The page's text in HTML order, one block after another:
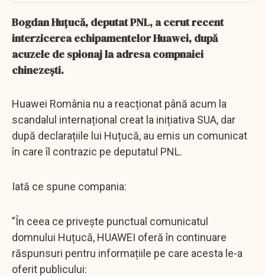
Bogdan Huțucă, deputat PNL, a cerut recent
interzicerea echipamentelor Huawei, după
acuzele de spionaj la adresa compnaiei
chinezești.
Huawei România nu a reacționat până acum la
scandalul internațional creat la inițiativa SUA, dar
după declarațiile lui Huțucă, au emis un comunicat
în care îl contrazic pe deputatul PNL.
Iată ce spune compania:
”În ceea ce privește punctual comunicatul
domnului Huțucă, HUAWEI oferă în continuare
răspunsuri pentru informațiile pe care acesta le-a
oferit publicului: